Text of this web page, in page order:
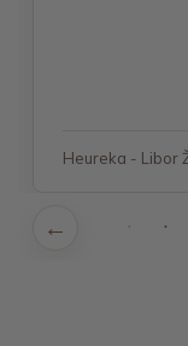
Heureka - Libor